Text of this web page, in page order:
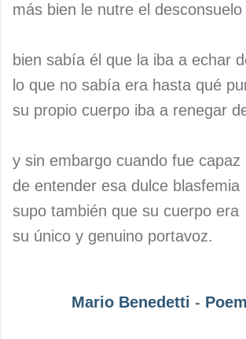
más bien le nutre el desconsuelo
bien sabía él que la iba a echar
lo que no sabía era hasta qué
su propio cuerpo iba a renegar
y sin embargo cuando fue capaz
de entender esa dulce blasfemia
supo también que su cuerpo era
su único y genuino portavoz.
Mario Benedetti -